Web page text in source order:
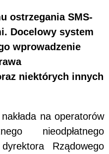
ostrzegania SMS-
Docelowy system
wprowadzenie
niektórych innych
na operatorów
nieodpłatnego
Rządowego